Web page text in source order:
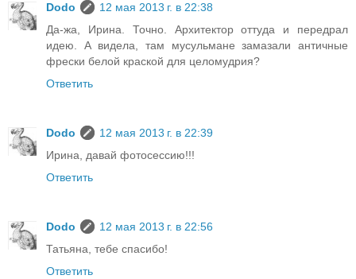
Dodo
12 мая 2013 г. в 22:38
Да-жа, Ирина. Точно. Архитектор оттуда и передрал
идею. А видела, там мусульмане замазали античные
фрески белой краской для целомудрия?
Ответить
Dodo
12 мая 2013 г. в 22:39
Ирина, давай фотосессию!!!
Ответить
Dodo
12 мая 2013 г. в 22:56
Татьяна, тебе спасибо!
Ответить